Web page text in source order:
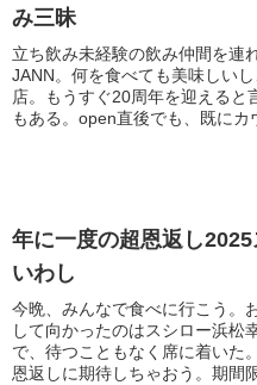
み三昧
立ち飲み未経験の飲み仲間を連
JANN。何を食べても美味しい
店。もうすぐ20周年を迎えると
もある。open直後でも、既に
年に一度の超恩返し
いわし
今晩、みんなで食べに行こう。
して向かったのはスシロー浜松
で、待つこともなく席に着いた
恩返しに期待しちゃおう。期間